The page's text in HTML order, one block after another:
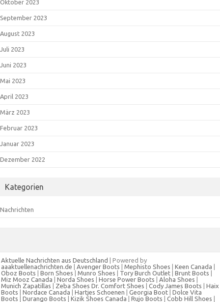
Oktober 2023
September 2023
August 2023
Juli 2023
Juni 2023
Mai 2023
April 2023
März 2023
Februar 2023
Januar 2023
Dezember 2022
Kategorien
Nachrichten
Aktuelle Nachrichten aus Deutschland
| Powered by
aaaktuellenachrichten.de
Avenger Boots Mephisto Shoes Keen Canada
Oboz Boots
Born Shoes Munro Shoes Tory Burch Outlet Brunt Boots
Miz Mooz Canada
Norda Shoes Horse Power Boots Aloha Shoes
Munich Zapatillas
Zeba Shoes Dr. Comfort Shoes Cody James Boots
Haix
Boots
Nordace Canada Hartjes Schoenen Georgia Boot
Dolce Vita
Boots
Durango Boots Kizik Shoes Canada Rujo Boots Cobb Hill Shoes